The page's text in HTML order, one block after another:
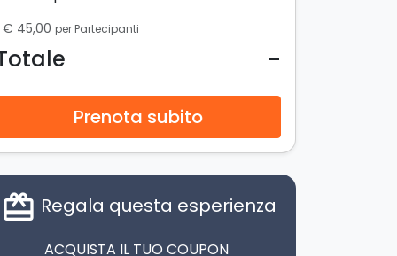
€ 45,00 per Partecipanti
-
Prenota subito
card_giftcard Regala questa esperienza
ACQUISTA IL TUO COUPON